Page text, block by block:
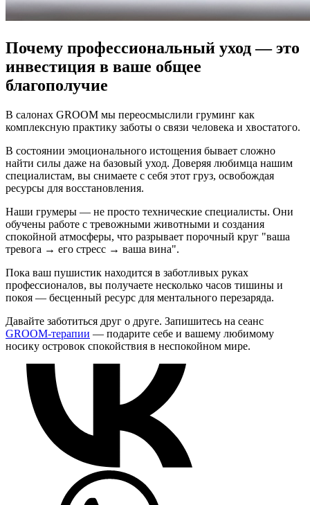
Почему профессиональный уход — это
инвестиция в ваше общее
благополучие
В салонах GROOM мы переосмыслили груминг как
комплексную практику заботы о связи человека и хвостатого.
В состоянии эмоционального истощения бывает сложно
найти силы даже на базовый уход. Доверяя любимца нашим
специалистам, вы снимаете с себя этот груз, освобождая
ресурсы для восстановления.
Наши грумеры — не просто технические специалисты. Они
обучены работе с тревожными животными и создания
спокойной атмосферы, что разрывает порочный круг "ваша
тревога → его стресс → ваша вина".
Пока ваш пушистик находится в заботливых руках
профессионалов, вы получаете несколько часов тишины и
покоя — бесценный ресурс для ментального перезаряда.
Давайте заботиться друг о друге. Запишитесь на сеанс
GROOM-терапии — подарите себе и вашему любимому
носику островок спокойствия в неспокойном мире.